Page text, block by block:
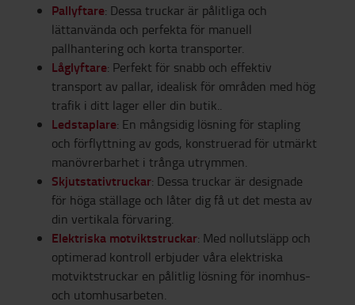
Pallyftare: Dessa truckar är pålitliga och
lättanvända och perfekta för manuell
pallhantering och korta transporter.
Låglyftare: Perfekt för snabb och effektiv
transport av pallar, idealisk för områden med hög
trafik i ditt lager eller din butik..
Ledstaplare: En mångsidig lösning för stapling
och förflyttning av gods, konstruerad för utmärkt
manövrerbarhet i trånga utrymmen.
Skjutstativtruckar: Dessa truckar är designade
för höga ställage och låter dig få ut det mesta av
din vertikala förvaring.
Elektriska motviktstruckar: Med nollutsläpp och
optimerad kontroll erbjuder våra elektriska
motviktstruckar en pålitlig lösning för inomhus-
och utomhusarbeten.